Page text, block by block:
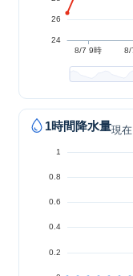
1時間降水量現在